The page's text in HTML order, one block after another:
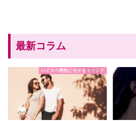
最新コラム
ハイスペ男性にモテるマインド